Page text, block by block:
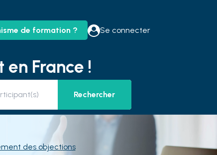
de formation ? Se connecter
en France !
Rechercher
des objections